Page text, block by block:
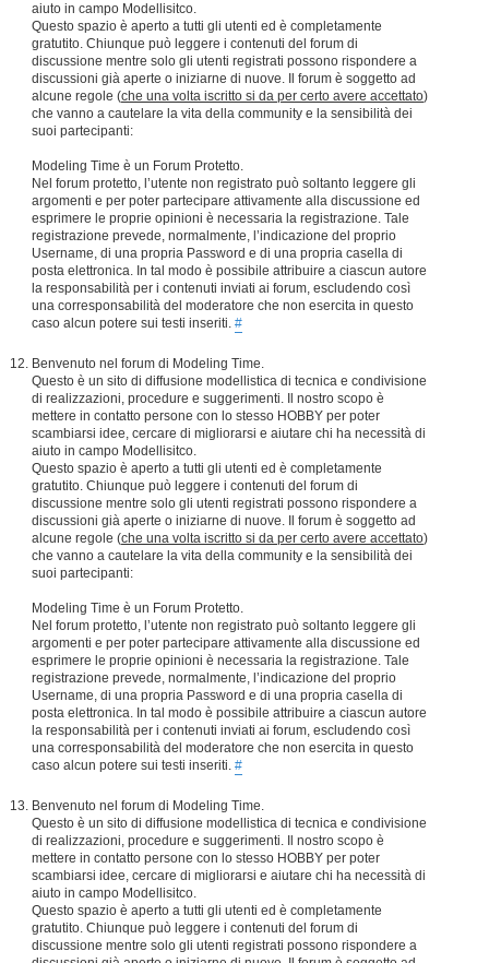
aiuto in campo Modellisitco.
Questo spazio è aperto a tutti gli utenti ed è completamente
gratutito. Chiunque può leggere i contenuti del forum di
discussione mentre solo gli utenti registrati possono rispondere a
discussioni già aperte o iniziarne di nuove. Il forum è soggetto ad
alcune regole (che una volta iscritto si da per certo avere accettato)
che vanno a cautelare la vita della community e la sensibilità dei
suoi partecipanti:
Modeling Time è un Forum Protetto.
Nel forum protetto, l’utente non registrato può soltanto leggere gli
argomenti e per poter partecipare attivamente alla discussione ed
esprimere le proprie opinioni è necessaria la registrazione. Tale
registrazione prevede, normalmente, l’indicazione del proprio
Username, di una propria Password e di una propria casella di
posta elettronica. In tal modo è possibile attribuire a ciascun autore
la responsabilità per i contenuti inviati ai forum, escludendo così
una corresponsabilità del moderatore che non esercita in questo
caso alcun potere sui testi inseriti. #
Benvenuto nel forum di Modeling Time.
Questo è un sito di diffusione modellistica di tecnica e condivisione
di realizzazioni, procedure e suggerimenti. Il nostro scopo è
mettere in contatto persone con lo stesso HOBBY per poter
scambiarsi idee, cercare di migliorarsi e aiutare chi ha necessità di
aiuto in campo Modellisitco.
Questo spazio è aperto a tutti gli utenti ed è completamente
gratutito. Chiunque può leggere i contenuti del forum di
discussione mentre solo gli utenti registrati possono rispondere a
discussioni già aperte o iniziarne di nuove. Il forum è soggetto ad
alcune regole (che una volta iscritto si da per certo avere accettato)
che vanno a cautelare la vita della community e la sensibilità dei
suoi partecipanti:
Modeling Time è un Forum Protetto.
Nel forum protetto, l’utente non registrato può soltanto leggere gli
argomenti e per poter partecipare attivamente alla discussione ed
esprimere le proprie opinioni è necessaria la registrazione. Tale
registrazione prevede, normalmente, l’indicazione del proprio
Username, di una propria Password e di una propria casella di
posta elettronica. In tal modo è possibile attribuire a ciascun autore
la responsabilità per i contenuti inviati ai forum, escludendo così
una corresponsabilità del moderatore che non esercita in questo
caso alcun potere sui testi inseriti. #
Benvenuto nel forum di Modeling Time.
Questo è un sito di diffusione modellistica di tecnica e condivisione
di realizzazioni, procedure e suggerimenti. Il nostro scopo è
mettere in contatto persone con lo stesso HOBBY per poter
scambiarsi idee, cercare di migliorarsi e aiutare chi ha necessità di
aiuto in campo Modellisitco.
Questo spazio è aperto a tutti gli utenti ed è completamente
gratutito. Chiunque può leggere i contenuti del forum di
discussione mentre solo gli utenti registrati possono rispondere a